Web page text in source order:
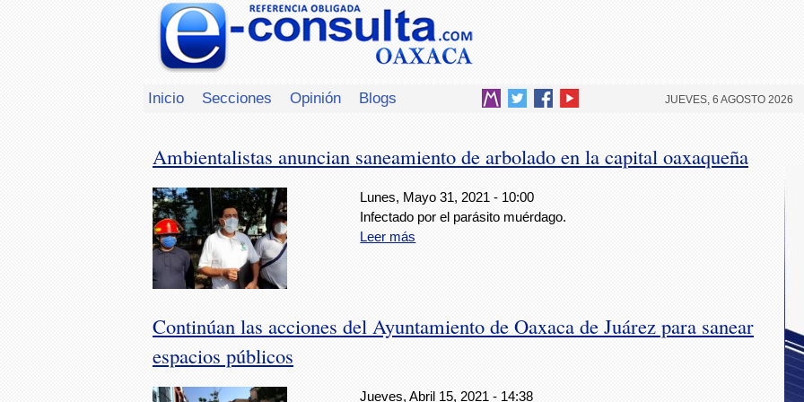
Inicio Secciones Opinión Blogs JUEVES, 6 AGOSTO 2026
Ambientalistas anuncian saneamiento de arbolado en la capital oaxaqueña
Lunes, Mayo 31, 2021 - 10:00
Infectado por el parásito muérdago.
Leer más
Continúan las acciones del Ayuntamiento de Oaxaca de Juárez para sanear
espacios públicos
Jueves, Abril 15, 2021 - 14:38